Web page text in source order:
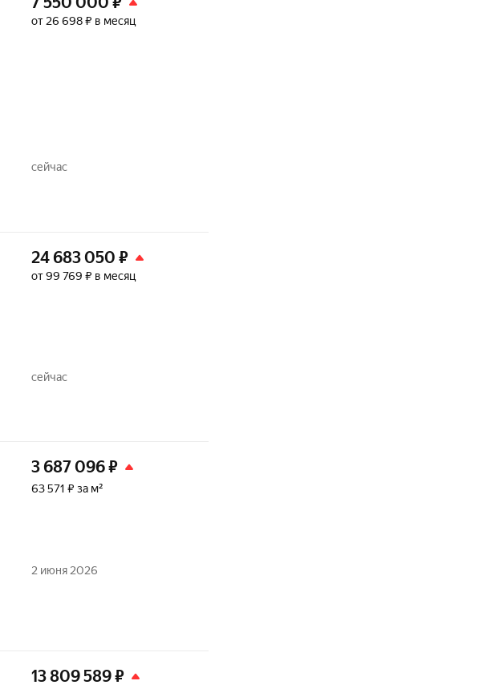
от 26 698 ₽ в месяц
сейчас
24 683 050 ₽
от 99 769 ₽ в месяц
сейчас
3 687 096₽
63 571 ₽ за м²
2 июня 2026
13 809 589₽